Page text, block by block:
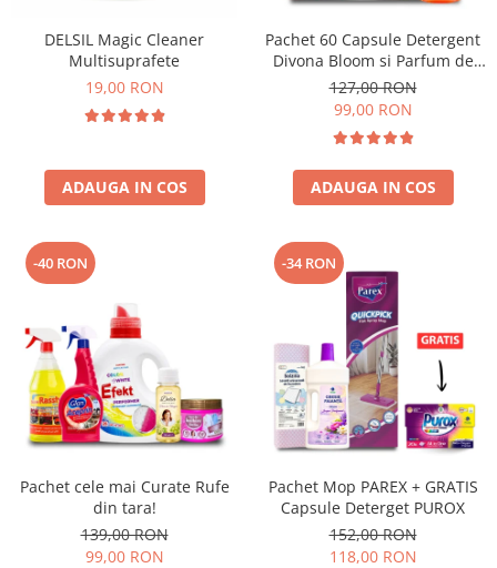
DELSIL Magic Cleaner
Multisuprafete
19,00 RON
ADAUGA IN COS
Pachet 60 Capsule Detergent
Divona Bloom si Parfum de
Rufe Corfu Breeze by Delia
200 ml
127,00 RON
99,00 RON
ADAUGA IN COS
-40 RON
Pachet cele mai Curate Rufe
din tara!
139,00 RON
99,00 RON
-34 RON
Pachet Mop PAREX + GRATIS
Capsule Deterget PUROX
152,00 RON
118,00 RON